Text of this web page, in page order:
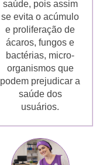
saúde, pois assim
se evita o acúmulo
e proliferação de
ácaros, fungos e
bactérias, micro-
organismos que
podem prejudicar a
saúde dos
usuários.